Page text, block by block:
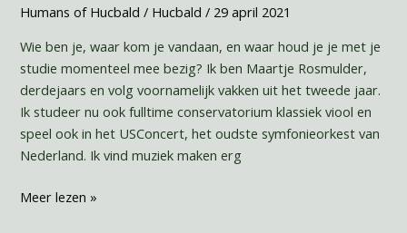
Humans of Hucbald / Hucbald/ 29 april 2021
Wie ben je, waar kom je vandaan, en waar houd je je met je
studie momenteel mee bezig? Ik ben Maartje Rosmulder,
derdejaars en volg voornamelijk vakken uit het tweede jaar.
Ik studeer nu ook fulltime conservatorium klassiek viool en
speel ook in het USConcert, het oudste symfonieorkest van
Nederland. Ik vind muziek maken erg
Meer lezen »